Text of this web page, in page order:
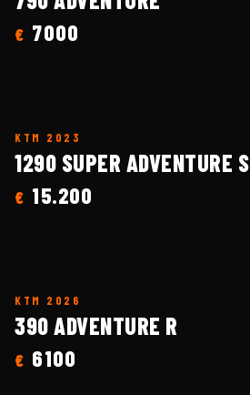
€ 7000
KTM 2023
1290 SUPER ADVENTURE S
€ 15.200
KTM 2026
390 ADVENTURE R
€ 6100